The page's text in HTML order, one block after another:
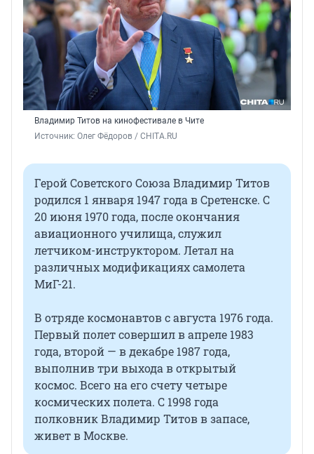
Владимир Титов на кинофестивале в Чите
Источник: Олег Фёдоров / CHITA.RU
Герой Советского Союза Владимир Титов
родился 1 января 1947 года в Сретенске. С
20 июня 1970 года, после окончания
авиационного училища, служил
летчиком-инструктором. Летал на
различных модификациях самолета
МиГ-21.
В отряде космонавтов с августа 1976 года.
Первый полет совершил в апреле 1983
года, второй — в декабре 1987 года,
выполнив три выхода в открытый
космос. Всего на его счету четыре
космических полета. С 1998 года
полковник Владимир Титов в запасе,
живет в Москве.